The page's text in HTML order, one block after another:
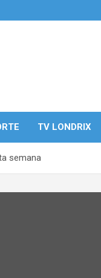
TV LONDRIX
semana